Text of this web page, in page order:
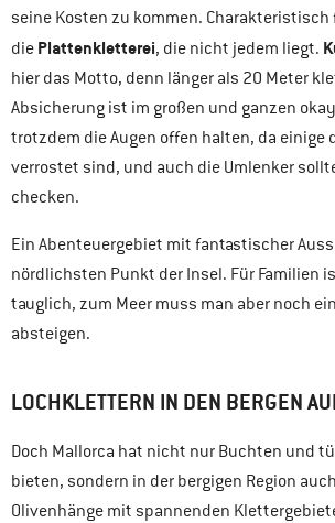
seine Kosten zu kommen.
die Plattenkletterei, die nicht jedem liegt.
hier das Motto, denn länger als 20 Meter
Absicherung ist im großen und ganzen
trotzdem die Augen offen halten, da einige
verrostet sind, und auch die Umlenker
checken.
Ein Abenteuergebiet mit fantastischer
nördlichsten Punkt der Insel. Für Familien
tauglich, zum Meer muss man aber noch
absteigen.
LOCHKLETTERN IN DEN BERGEN
Doch Mallorca hat nicht nur Buchten und
bieten, sondern in der bergigen Region
Olivenhänge mit spannenden